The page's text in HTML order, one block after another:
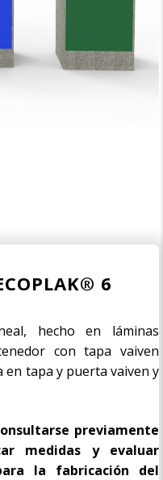
6
hecho en láminas
con tapa vaiven
tapa y puerta vaiven y
previamente
medidas y evaluar
la fabricación del